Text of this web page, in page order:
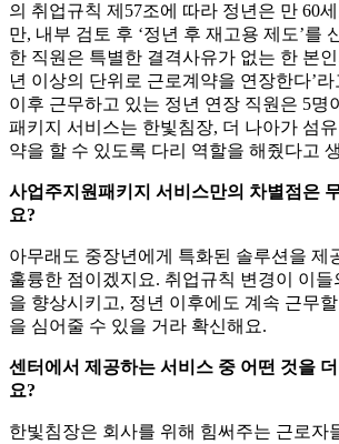
의 취업규칙 제57조에 따라 정년은 만 60
만, 내부 검토 후 ‘정년 후 재고용 제도’를
한 직원은 특별한 결격사유가 없는 한 본
년 이상의 단위로 근로계약을 연장한다’
이후 근무하고 있는 정년 연장 직원은 5명
패키지 서비스는 한빛침장, 더 나아가 섬
약을 할 수 있도록 다리 역할을 해줬다고
사업주지원패키지 서비스만의 차별점은
요?
아무래도 중장년에게 특화된 솔루션을 제
훌륭한 점이겠지요. 취업규칙 변경이 이
을 향상시키고, 정년 이후에도 계속 근무
을 심어줄 수 있을 거라 확신해요.
센터에서 제공하는 서비스 중 어떤 것을
요?
한빛침장은 회사를 위해 힘써주는 근로자